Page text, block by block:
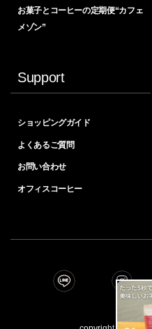
お菓子とコーヒーの定期便“カフェ
メゾン”
Support
ショッピングガイド
よくあるご質問
お問い合わせ
オフィスコーヒー